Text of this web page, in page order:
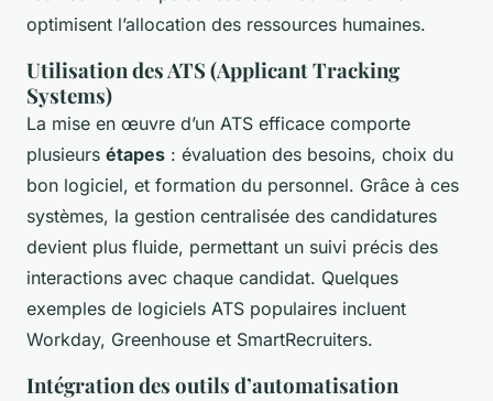
optimisent l’allocation des ressources humaines.
Utilisation des ATS (Applicant Tracking
Systems)
La mise en œuvre d’un ATS efficace comporte
plusieurs étapes : évaluation des besoins, choix du
bon logiciel, et formation du personnel. Grâce à ces
systèmes, la gestion centralisée des candidatures
devient plus fluide, permettant un suivi précis des
interactions avec chaque candidat. Quelques
exemples de logiciels ATS populaires incluent
Workday, Greenhouse et SmartRecruiters.
Intégration des outils d’automatisation